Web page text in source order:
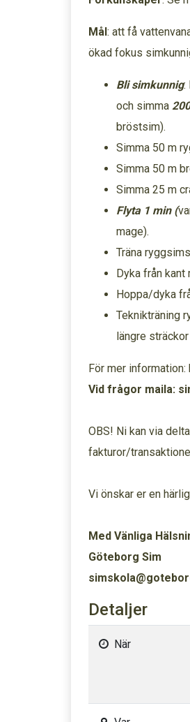
Mål: att få
ökad fokus
Bli simkunnig:
och simma
bröstsim).
Simma 50 m
Simma 50 m
Simma 25 m
Flyta 1 min (
mage).
Träna
Dyka från kant
Hoppa/dyka
Teknikträning
längre
För mer
Vid frågor maila:
OBS! Ni kan via
fakturor/
Vi önskar er en
Med Vänliga
Göteborg Sim
Detaljer
När